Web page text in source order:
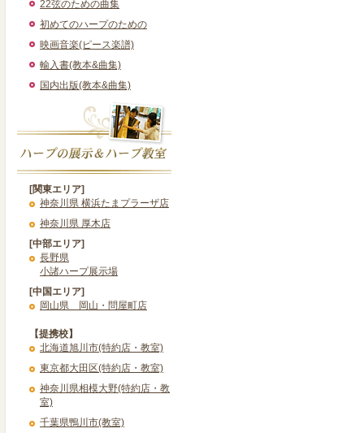
22弦のための曲集
初めてのハープのための
映画音楽(ピース楽譜)
輸入書(教本&曲集)
国内出版(教本&曲集)
[関東エリア]
神奈川県 横浜たまプラーザ店
神奈川県 厚木店
[中部エリア]
長野県
小諸ハープ展示場
[中国エリア]
岡山県 岡山・問屋町店
【提携校】
北海道旭川市(特約店・教室)
東京都大田区(特約店・教室)
神奈川県相模大野(特約店・教
室)
千葉県鴨川市(教室)